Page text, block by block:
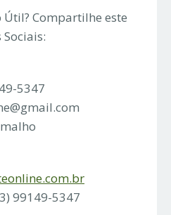
Útil? Compartilhe este
Sociais:
5347
99149-5347